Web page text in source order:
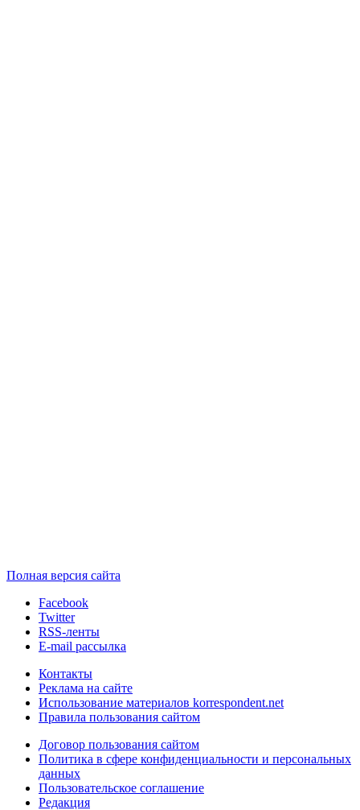
Полная версия сайта
Facebook
Twitter
RSS-ленты
E-mail рассылка
Контакты
Реклама на сайте
Использование материалов korrespondent.net
Правила пользования сайтом
Договор пользования сайтом
Политика в сфере конфиденциальности и персональных
данных
Пользовательское соглашение
Редакция